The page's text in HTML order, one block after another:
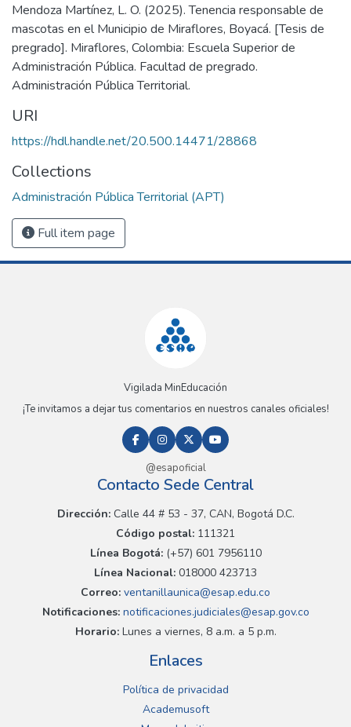
Mendoza Martínez, L. O. (2025). Tenencia responsable de
mascotas en el Municipio de Miraflores, Boyacá. [Tesis de
pregrado]. Miraflores, Colombia: Escuela Superior de
Administración Pública. Facultad de pregrado.
Administración Pública Territorial.
URI
https://hdl.handle.net/20.500.14471/28868
Collections
Administración Pública Territorial (APT)
Full item page
Vigilada MinEducación
¡Te invitamos a dejar tus comentarios en nuestros canales oficiales!
@esapoficial
Contacto Sede Central
Dirección:Calle 44 # 53 - 37, CAN, Bogotá D.C.
Código postal: 111321
Línea Bogotá:(+57) 601 7956110
Línea Nacional: 018000 423713
Correo: ventanillaunica@esap.edu.co
Notificaciones:notificaciones.judiciales@esap.gov.co
Horario:Lunes a viernes, 8 a.m. a 5 p.m.
Enlaces
Política de privacidad
Academusoft